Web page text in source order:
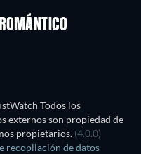
Todos los
externos son propiedad de
propietarios. (4.0.0)
recopilación de datos